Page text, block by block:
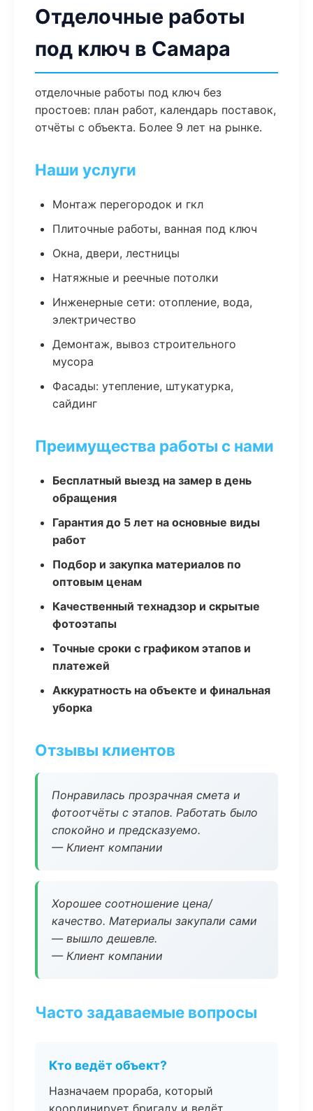
Отделочные работы
под ключ в Самара
отделочные работы под ключ без
простоев: план работ, календарь поставок,
отчёты с объекта. Более 9 лет на рынке.
Наши услуги
Монтаж перегородок и гкл
Плиточные работы, ванная под ключ
Окна, двери, лестницы
Натяжные и реечные потолки
Инженерные сети: отопление, вода,
электричество
Демонтаж, вывоз строительного
мусора
Фасады: утепление, штукатурка,
сайдинг
Преимущества работы с нами
Бесплатный выезд на замер в день
обращения
Гарантия до 5 лет на основные виды
работ
Подбор и закупка материалов по
оптовым ценам
Качественный технадзор и скрытые
фотоэтапы
Точные сроки с графиком этапов и
платежей
Аккуратность на объекте и финальная
уборка
Отзывы клиентов
Понравилась прозрачная смета и
фотоотчёты с этапов. Работать было
спокойно и предсказуемо.
— Клиент компании
Хорошее соотношение цена/
качество. Материалы закупали сами
— вышло дешевле.
— Клиент компании
Часто задаваемые вопросы
Кто ведёт объект?
Назначаем прораба, который
координирует бригаду и ведёт